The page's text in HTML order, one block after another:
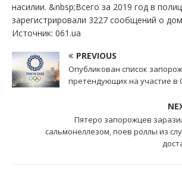
насилии. &nbsp;Всего за 2019 год в
зарегистрировали 3227 сообщений о
Источник: 061.ua
PREVIOUS
Опубликован список
претендующих на участие в
Пятеро запорожцев
сальмонеллезом, поев роллы из